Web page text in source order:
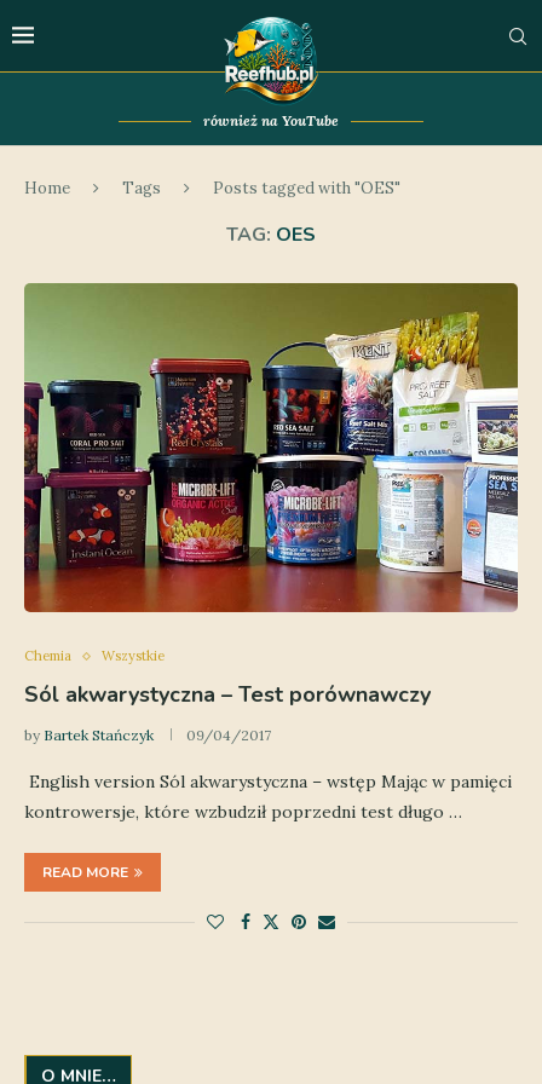
również na YouTube
Home Tags Posts tagged with "OES"
TAG: OES
Chemia Wszystkie
Sól akwarystyczna – Test porównawczy
by Bartek Stańczyk 09/04/2017
English version Sól akwarystyczna – wstęp Mając w pamięci
kontrowersje, które wzbudził poprzedni test długo …
READ MORE
O MNIE…